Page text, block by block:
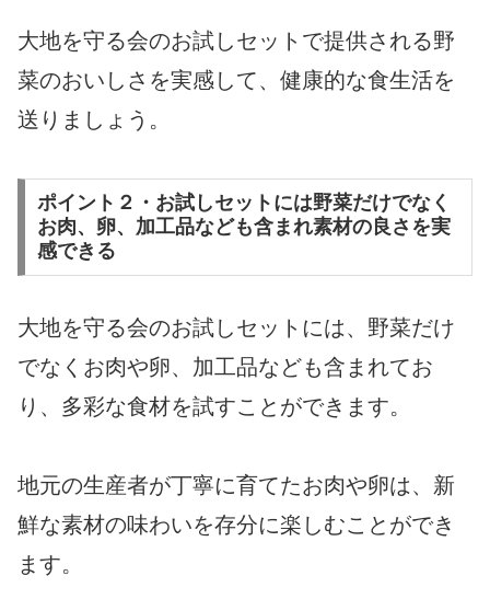
大地を守る会のお試しセットで提供される野
菜のおいしさを実感して、健康的な食生活を
送りましょう。
ポイント２・お試しセットには野菜だけでなく
お肉、卵、加工品なども含まれ素材の良さを実
感できる
大地を守る会のお試しセットには、野菜だけ
でなくお肉や卵、加工品なども含まれてお
り、多彩な食材を試すことができます。
地元の生産者が丁寧に育てたお肉や卵は、新
鮮な素材の味わいを存分に楽しむことができ
ます。